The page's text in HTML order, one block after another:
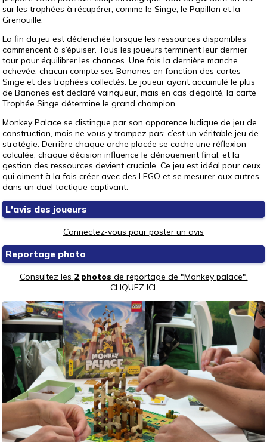
sur les trophées à récupérer, comme le Singe, le Papillon et la
Grenouille.
La fin du jeu est déclenchée lorsque les ressources disponibles
commencent à s’épuiser. Tous les joueurs terminent leur dernier
tour pour équilibrer les chances. Une fois la dernière manche
achevée, chacun compte ses Bananes en fonction des cartes
Singe et des trophées collectés. Le joueur ayant accumulé le plus
de Bananes est déclaré vainqueur, mais en cas d’égalité, la carte
Trophée Singe détermine le grand champion.
Monkey Palace se distingue par son apparence ludique de jeu de
construction, mais ne vous y trompez pas: c’est un véritable jeu de
stratégie. Derrière chaque arche placée se cache une réflexion
calculée, chaque décision influence le dénouement final, et la
gestion des ressources devient cruciale. Ce jeu est idéal pour ceux
qui aiment à la fois créer avec des LEGO et se mesurer aux autres
dans un duel tactique captivant.
L'avis des joueurs
Connectez-vous pour poster un avis
Reportage photo
Consultez les 2 photos de reportage de "Monkey palace".
CLIQUEZ ICI.